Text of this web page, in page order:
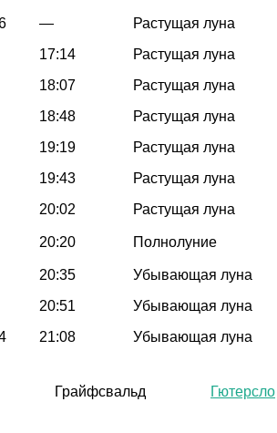
— Растущая луна
17:14 Растущая луна
18:07 Растущая луна
18:48 Растущая луна
19:19 Растущая луна
19:43 Растущая луна
20:02 Растущая луна
20:20 Полнолуние
20:35 Убывающая луна
20:51 Убывающая луна
21:08 Убывающая луна
Грайфсвальд Гютерсло